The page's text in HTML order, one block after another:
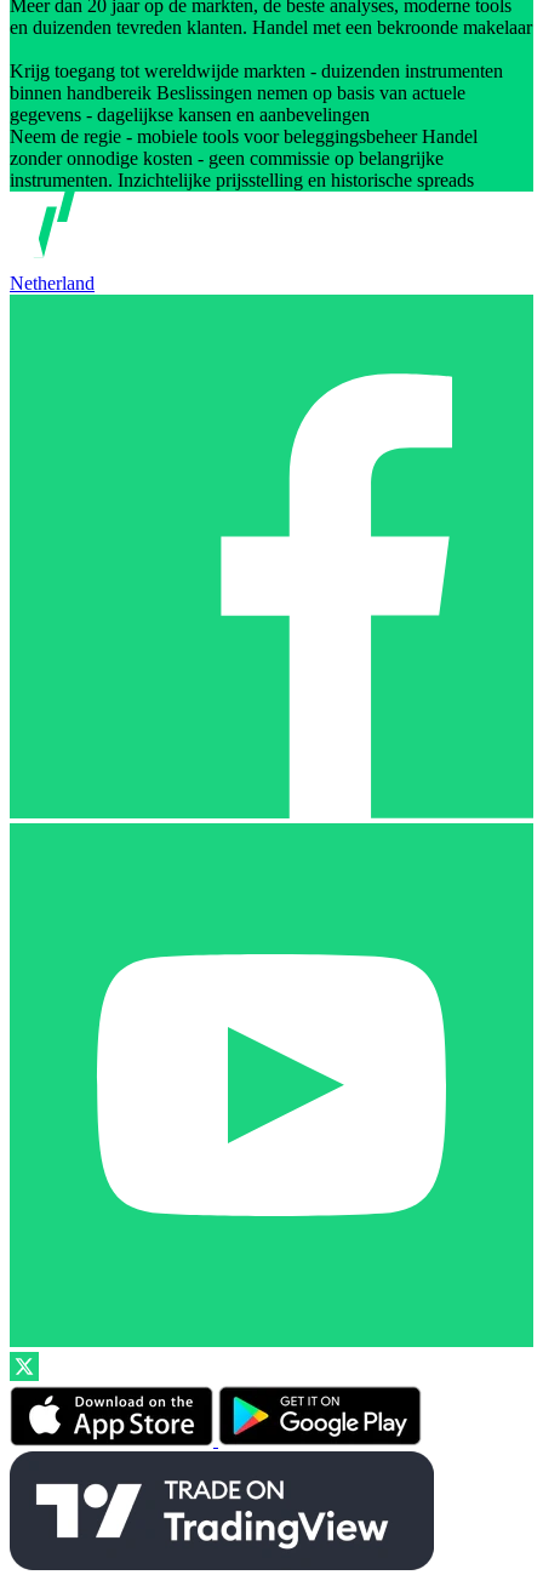
Meer dan 20 jaar op de markten, de beste analyses, moderne tools
en duizenden tevreden klanten. Handel met een bekroonde makelaar
Krijg toegang tot wereldwijde markten - duizenden instrumenten
binnen handbereik Beslissingen nemen op basis van actuele
gegevens - dagelijkse kansen en aanbevelingen
Neem de regie - mobiele tools voor beleggingsbeheer Handel
zonder onnodige kosten - geen commissie op belangrijke
instrumenten. Inzichtelijke prijsstelling en historische spreads
Netherland